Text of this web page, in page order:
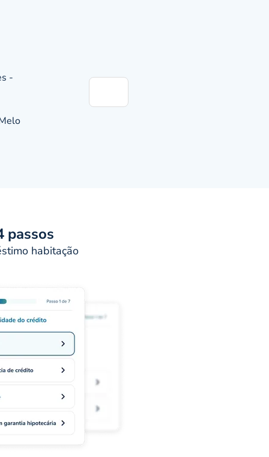
-
de
de
passos
habitação